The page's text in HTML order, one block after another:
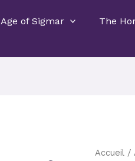
Age of Sigmar The
Accueil /
quantité